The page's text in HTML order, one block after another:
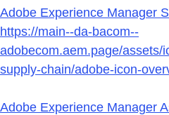
Adobe Experience Manager
https://main--da-bacom--
adobecom.aem.page/assets/
supply-chain/adobe-icon-
Adobe Experience Manager